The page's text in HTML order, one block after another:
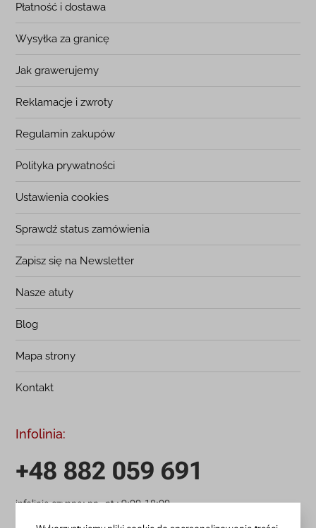
Płatność i dostawa
Wysyłka za granicę
Jak grawerujemy
Reklamacje i zwroty
Regulamin zakupów
Polityka prywatności
Ustawienia cookies
Sprawdź status zamówienia
Zapisz się na Newsletter
Nasze atuty
Blog
Mapa strony
Kontakt
Infolinia:
+48 882 059 691
infolinia czynna: pn.-pt.: 9:00-18:00